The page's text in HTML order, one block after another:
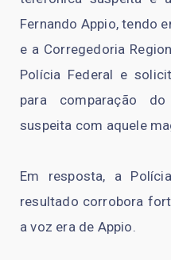
Fernando Appio, tendo
e a Corregedoria
Polícia Federal e
para comparação
suspeita com aquele
Em resposta, a
resultado corrobora
a voz era de Appio.